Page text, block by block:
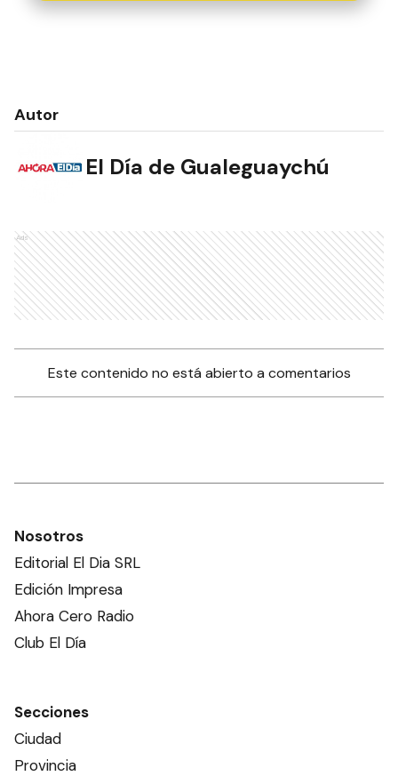
Autor
El Día de Gualeguaychú
Ads
Este contenido no está abierto a comentarios
Nosotros
Editorial El Dia SRL
Edición Impresa
Ahora Cero Radio
Club El Día
Secciones
Ciudad
Provincia